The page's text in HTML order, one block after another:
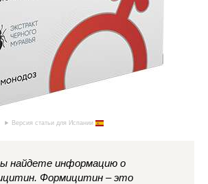
Версия статьи для Испании
найдете информацию о
Формицитин – это